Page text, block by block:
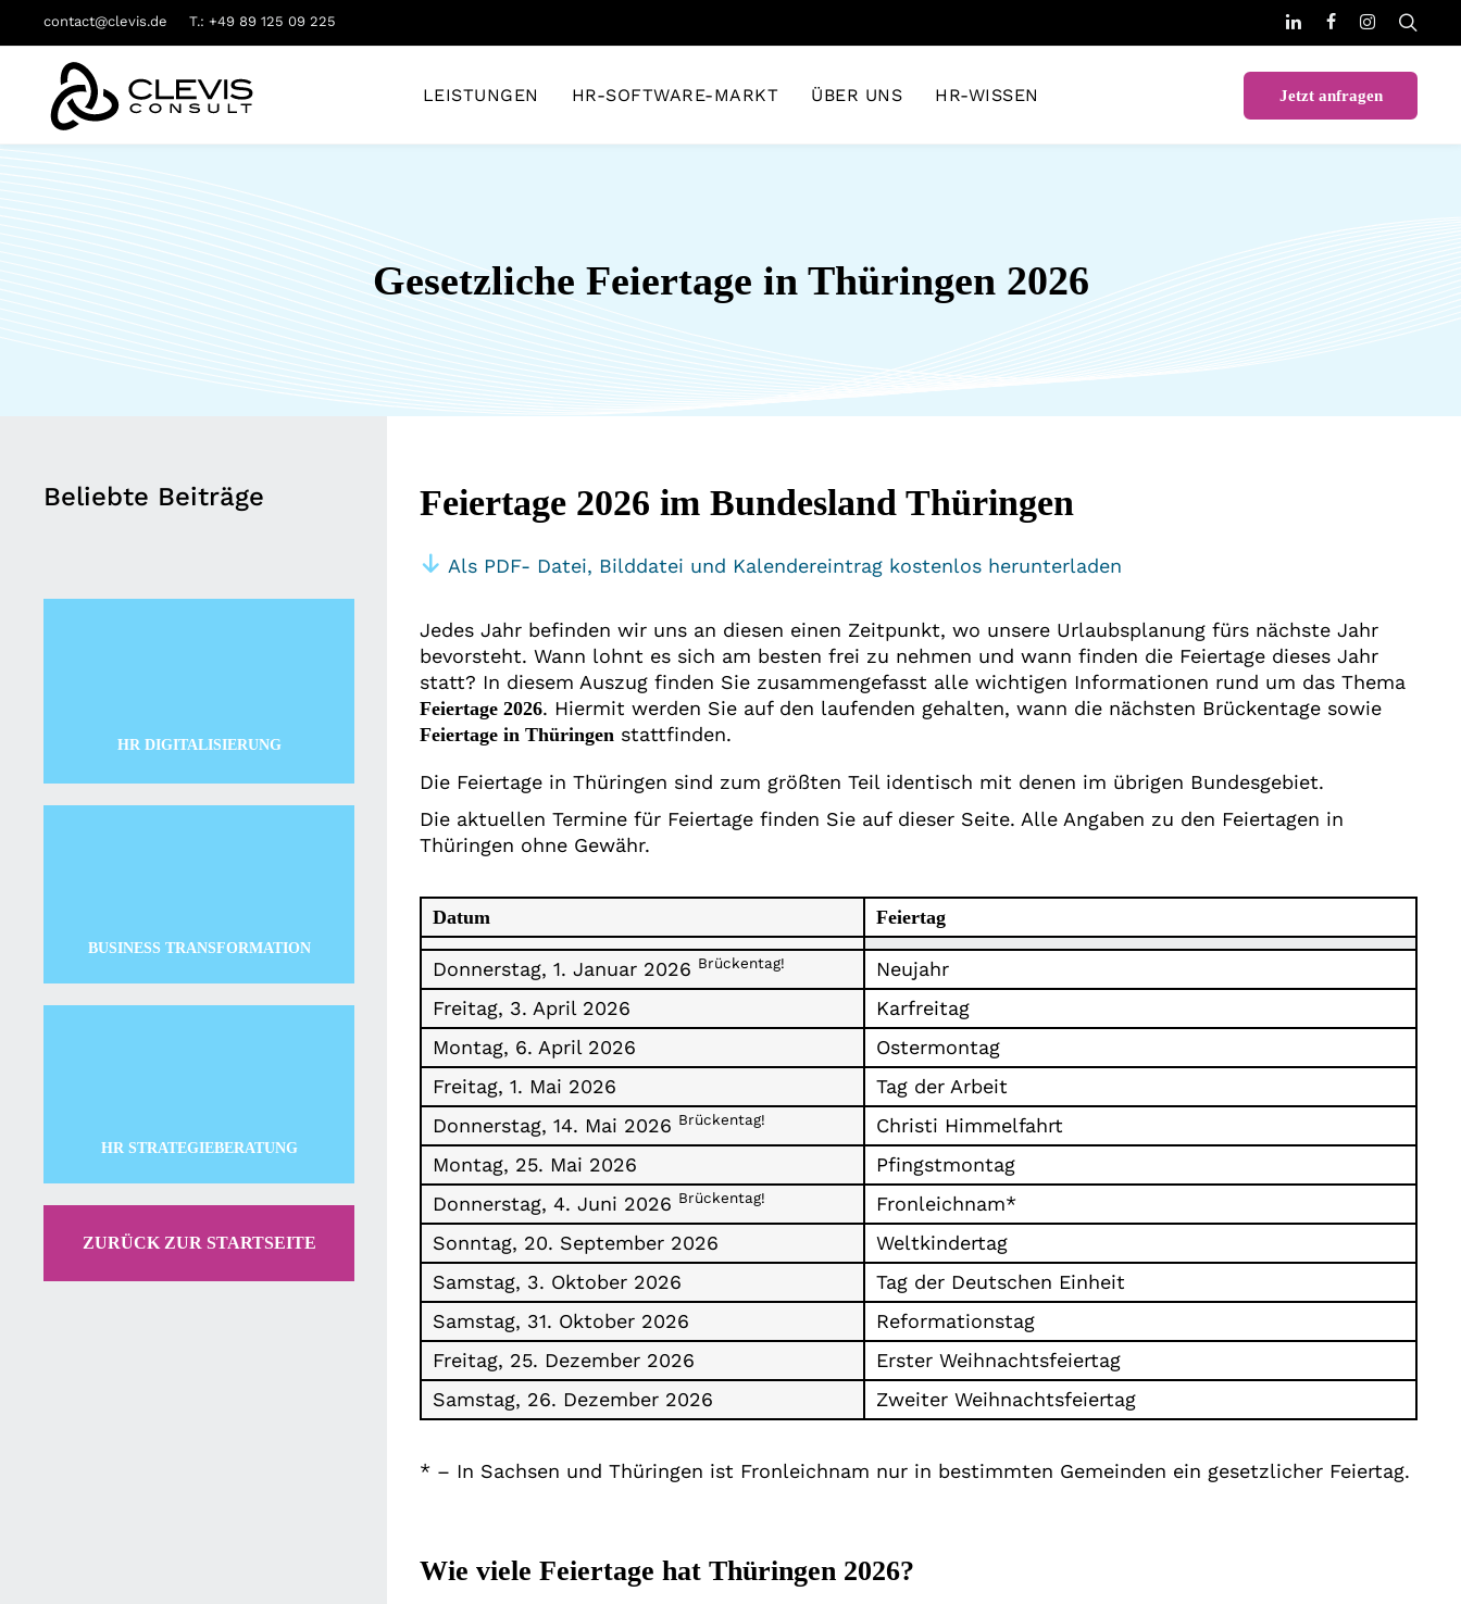
contact@clevis.de T.: +49 89 125 09 225
Jetzt anfragen
LEISTUNGEN HR-SOFTWARE-MARKT ÜBER UNS HR-WISSEN
Gesetzliche Feiertage in Thüringen 2026
Feiertage 2026 im Bundesland Thüringen
Als PDF- Datei, Bilddatei und Kalendereintrag kostenlos herunterladen
Jedes Jahr befinden wir uns an diesen einen Zeitpunkt, wo unsere Urlaubsplanung fürs nächste Jahr
bevorsteht. Wann lohnt es sich am besten frei zu nehmen und wann finden die Feiertage dieses Jahr
statt? In diesem Auszug finden Sie zusammengefasst alle wichtigen Informationen rund um das Thema
Feiertage 2026. Hiermit werden Sie auf den laufenden gehalten, wann die nächsten Brückentage sowie
Feiertage in Thüringen stattfinden.
Die Feiertage in Thüringen sind zum größten Teil identisch mit denen im übrigen Bundesgebiet.
Die aktuellen Termine für Feiertage finden Sie auf dieser Seite. Alle Angaben zu den Feiertagen in
Thüringen ohne Gewähr.
Datum Feiertag
Donnerstag, 1. Januar 2026 Brückentag!
Neujahr
Freitag, 3. April 2026
Karfreitag
Montag, 6. April 2026
Ostermontag
Freitag, 1. Mai 2026
Tag der Arbeit
Donnerstag, 14. Mai 2026 Brückentag!
Christi Himmelfahrt
Montag, 25. Mai 2026
Pfingstmontag
Donnerstag, 4. Juni 2026 Brückentag!
Fronleichnam*
Sonntag, 20. September 2026
Weltkindertag
Samstag, 3. Oktober 2026
Tag der Deutschen Einheit
Samstag, 31. Oktober 2026
Reformationstag
Freitag, 25. Dezember 2026
Erster Weihnachtsfeiertag
Samstag, 26. Dezember 2026
Zweiter Weihnachtsfeiertag
* – In Sachsen und Thüringen ist Fronleichnam nur in bestimmten Gemeinden ein gesetzlicher Feiertag.
Wie viele Feiertage hat Thüringen 2026?
Beliebte Beiträge
HR DIGITALISIERUNG
BUSINESS TRANSFORMATION
HR STRATEGIEBERATUNG
ZURÜCK ZUR STARTSEITE